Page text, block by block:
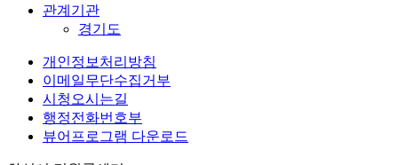
관계기관
경기도
개인정보처리방침
이메일무단수집거부
시청오시는길
행정전화번호부
뷰어프로그램 다운로드